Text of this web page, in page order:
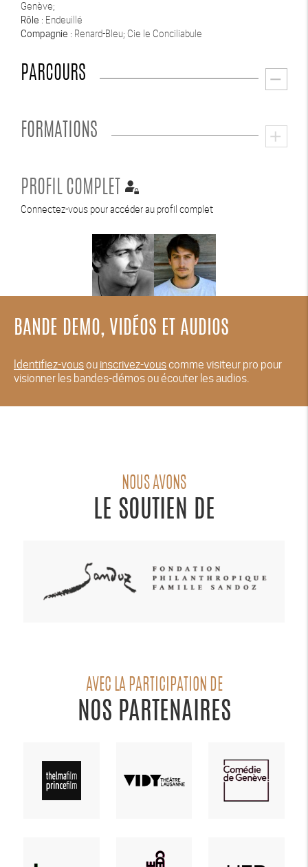
Genève;
Rôle : Endeuillé
Compagnie : Renard-Bleu; Cie le Conciliabule
PARCOURS remove
FORMATIONS add
PROFIL COMPLET
Connectez-vous pour accéder au profil complet
BANDE DEMO, VIDÉOS ET AUDIOS
Identifiez-vousou inscrivez-vouscomme visiteur pro pour
visionner les bandes-démos ou écouter les audios.
NOUS AVONS
LE SOUTIEN DE
AVEC LA PARTICIPATION DE
NOS PARTENAIRES